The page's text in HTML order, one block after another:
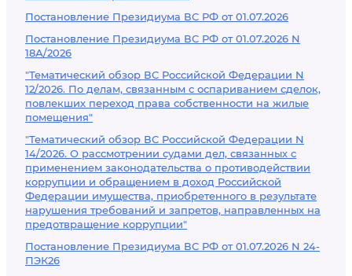
Постановление Президиума ВС РФ от 01.07.2026
Постановление Президиума ВС РФ от 01.07.2026 N
18А/2026
"Тематический обзор ВС Российской Федерации N
12/2026. По делам, связанным с оспариванием сделок,
повлекших переход права собственности на жилые
помещения"
"Тематический обзор ВС Российской Федерации N
14/2026. О рассмотрении судами дел, связанных с
применением законодательства о противодействии
коррупции и обращением в доход Российской
Федерации имущества, приобретенного в результате
нарушения требований и запретов, направленных на
предотвращение коррупции"
Постановление Президиума ВС РФ от 01.07.2026 N 24-
ПЭК26